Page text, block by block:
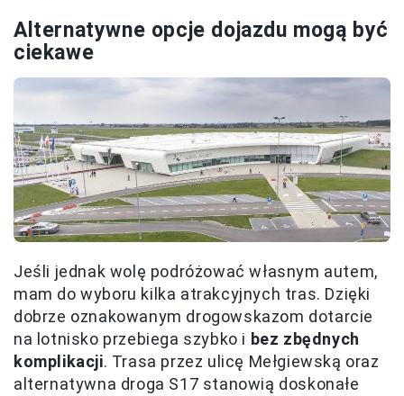
Alternatywne opcje dojazdu mogą być
ciekawe
Jeśli jednak wolę podróżować własnym autem,
mam do wyboru kilka atrakcyjnych tras. Dzięki
dobrze oznakowanym drogowskazom dotarcie
na lotnisko przebiega szybko i bez zbędnych
komplikacji. Trasa przez ulicę Mełgiewską oraz
alternatywna droga S17 stanowią doskonałe